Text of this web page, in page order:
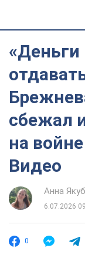
сбежал
на
Видео
Анна
6.07.2026
0